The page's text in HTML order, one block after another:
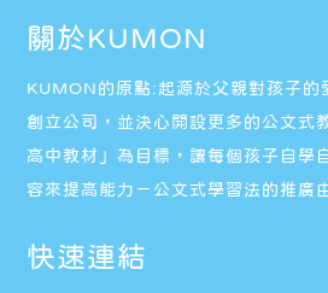
關於KUMON
KUMON的原點:起源於父親對孩子
創立公司，並決心開設更多的公文式
高中教材」為目標，讓每個孩子自學
容來提高能力－公文式學習法的推廣
快速連結